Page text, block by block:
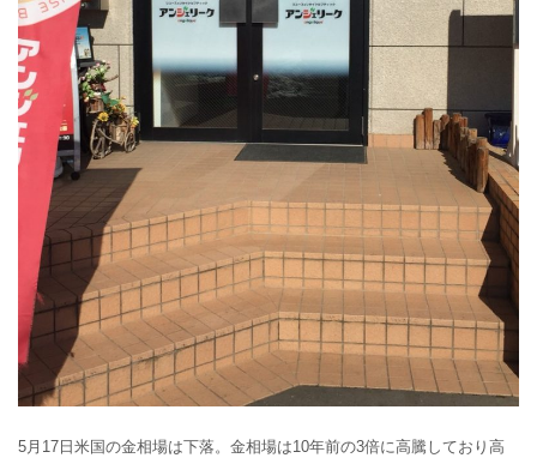
5月17日米国の金相場は下落。金相場は10年前の3倍に高騰しており高